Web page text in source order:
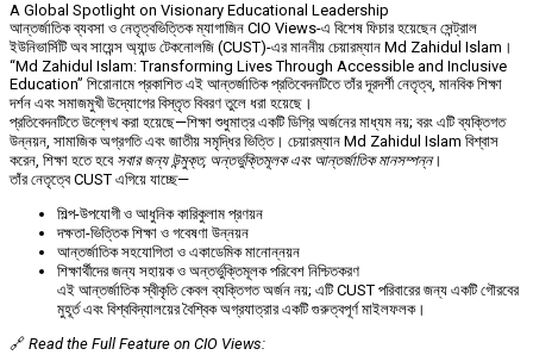
A Global Spotlight on Visionary Educational Leadership
আন্তর্জাতিক ব্যবসা ও নেতৃত্বভিত্তিক ম্যাগাজিন CIO Views-এ বিশেষ ফিচার হয়েছেন সেন্ট্রাল
ইউনিভার্সিটি অব সায়েন্স অ্যান্ড টেকনোলজি (CUST)-এর মাননীয় চেয়ারম্যান Md Zahidul Islam।
“Md Zahidul Islam: Transforming Lives Through Accessible and Inclusive
Education” শিরোনামে প্রকাশিত এই আন্তর্জাতিক প্রতিবেদনটিতে তাঁর দূরদর্শী নেতৃত্ব, মানবিক শিক্ষা
দর্শন এবং সমাজমুখী উদ্যোগের বিস্তৃত বিবরণ তুলে ধরা হয়েছে।
প্রতিবেদনটিতে উল্লেখ করা হয়েছে—শিক্ষা শুধুমাত্র একটি ডিগ্রি অর্জনের মাধ্যম নয়; বরং এটি ব্যক্তিগত
উন্নয়ন, সামাজিক অগ্রগতি এবং জাতীয় সমৃদ্ধির ভিত্তি। চেয়ারম্যান Md Zahidul Islam বিশ্বাস
করেন, শিক্ষা হতে হবে সবার জন্য উন্মুক্ত, অন্তর্ভুক্তিমূলক এবং আন্তর্জাতিক মানসম্পন্ন।
তাঁর নেতৃত্বে CUST এগিয়ে যাচ্ছে—
শিল্প-উপযোগী ও আধুনিক কারিকুলাম প্রণয়ন
দক্ষতা-ভিত্তিক শিক্ষা ও গবেষণা উন্নয়ন
আন্তর্জাতিক সহযোগিতা ও একাডেমিক মানোন্নয়ন
শিক্ষার্থীদের জন্য সহায়ক ও অন্তর্ভুক্তিমূলক পরিবেশ নিশ্চিতকরণ
এই আন্তর্জাতিক স্বীকৃতি কেবল ব্যক্তিগত অর্জন নয়; এটি CUST পরিবারের জন্য একটি গৌরবের
মুহূর্ত এবং বিশ্ববিদ্যালয়ের বৈশ্বিক অগ্রযাত্রার একটি গুরুত্বপূর্ণ মাইলফলক।
🔗 Read the Full Feature on CIO Views: